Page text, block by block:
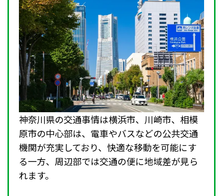
神奈川県の交通事情は横浜市、川崎市、相模
原市の中心部は、電車やバスなどの公共交通
機関が充実しており、快適な移動を可能にす
る一方、周辺部では交通の便に地域差が見ら
れます。